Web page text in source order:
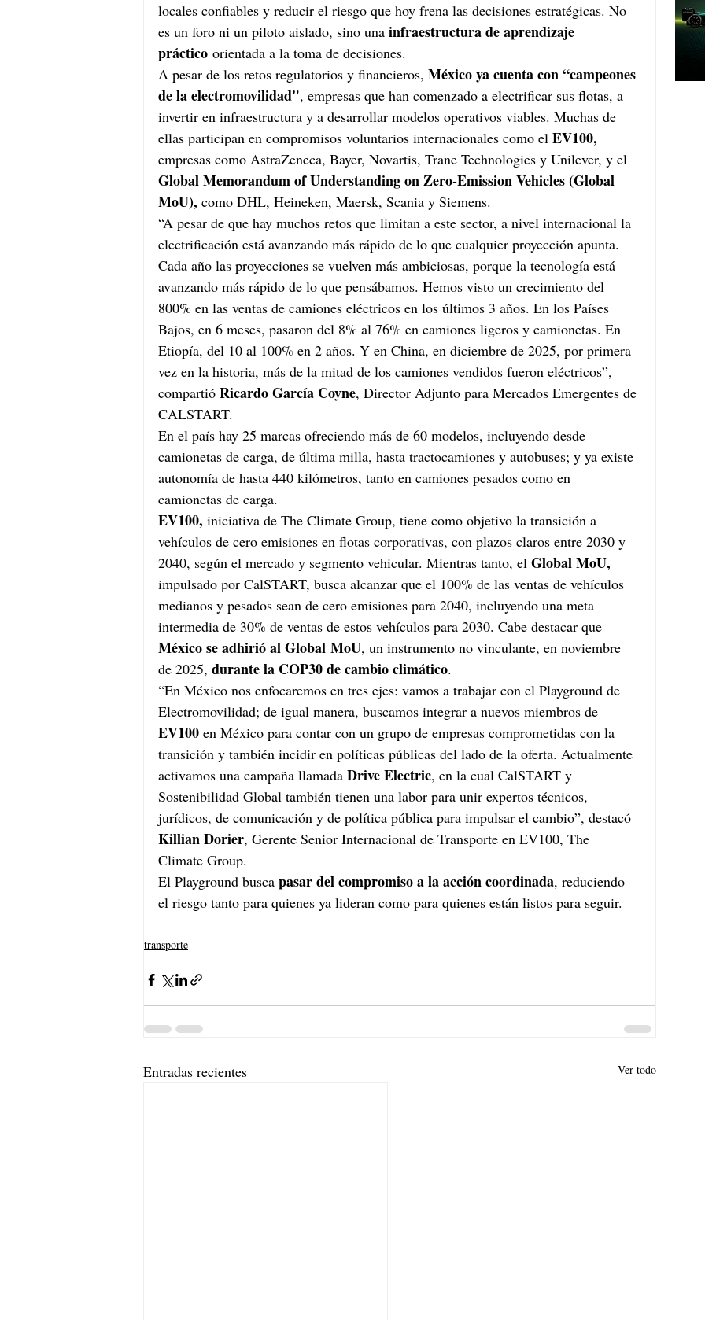
locales confiables y reducir el riesgo que hoy frena las decisiones estratégicas. No
es un foro ni un piloto aislado, sino una infraestructura de aprendizaje
práctico orientada a la toma de decisiones.
A pesar de los retos regulatorios y financieros, México ya cuenta con “campeones
de la electromovilidad", empresas que han comenzado a electrificar sus flotas, a
invertir en infraestructura y a desarrollar modelos operativos viables. Muchas de
ellas participan en compromisos voluntarios internacionales como el EV100,
empresas como AstraZeneca, Bayer, Novartis, Trane Technologies y Unilever, y el
Global Memorandum of Understanding on Zero-Emission Vehicles (Global
MoU), como DHL, Heineken, Maersk, Scania y Siemens.
“A pesar de que hay muchos retos que limitan a este sector, a nivel internacional la
electrificación está avanzando más rápido de lo que cualquier proyección apunta.
Cada año las proyecciones se vuelven más ambiciosas, porque la tecnología está
avanzando más rápido de lo que pensábamos. Hemos visto un crecimiento del
800% en las ventas de camiones eléctricos en los últimos 3 años. En los Países
Bajos, en 6 meses, pasaron del 8% al 76% en camiones ligeros y camionetas. En
Etiopía, del 10 al 100% en 2 años. Y en China, en diciembre de 2025, por primera
vez en la historia, más de la mitad de los camiones vendidos fueron eléctricos”,
compartió Ricardo García Coyne, Director Adjunto para Mercados Emergentes de
CALSTART.
En el país hay 25 marcas ofreciendo más de 60 modelos, incluyendo desde
camionetas de carga, de última milla, hasta tractocamiones y autobuses; y ya existe
autonomía de hasta 440 kilómetros, tanto en camiones pesados como en
camionetas de carga.
EV100, iniciativa de The Climate Group, tiene como objetivo la transición a
vehículos de cero emisiones en flotas corporativas, con plazos claros entre 2030 y
2040, según el mercado y segmento vehicular. Mientras tanto, el Global MoU,
impulsado por CalSTART, busca alcanzar que el 100% de las ventas de vehículos
medianos y pesados sean de cero emisiones para 2040, incluyendo una meta
intermedia de 30% de ventas de estos vehículos para 2030. Cabe destacar que
México se adhirió al Global MoU, un instrumento no vinculante, en noviembre
de 2025, durante la COP30 de cambio climático.
“En México nos enfocaremos en tres ejes: vamos a trabajar con el Playground de
Electromovilidad; de igual manera, buscamos integrar a nuevos miembros de
EV100 en México para contar con un grupo de empresas comprometidas con la
transición y también incidir en políticas públicas del lado de la oferta. Actualmente
activamos una campaña llamada Drive Electric, en la cual CalSTART y
Sostenibilidad Global también tienen una labor para unir expertos técnicos,
jurídicos, de comunicación y de política pública para impulsar el cambio”, destacó
Killian Dorier, Gerente Senior Internacional de Transporte en EV100, The
Climate Group.
El Playground busca pasar del compromiso a la acción coordinada, reduciendo
el riesgo tanto para quienes ya lideran como para quienes están listos para seguir.
transporte
Entradas recientes Ver todo